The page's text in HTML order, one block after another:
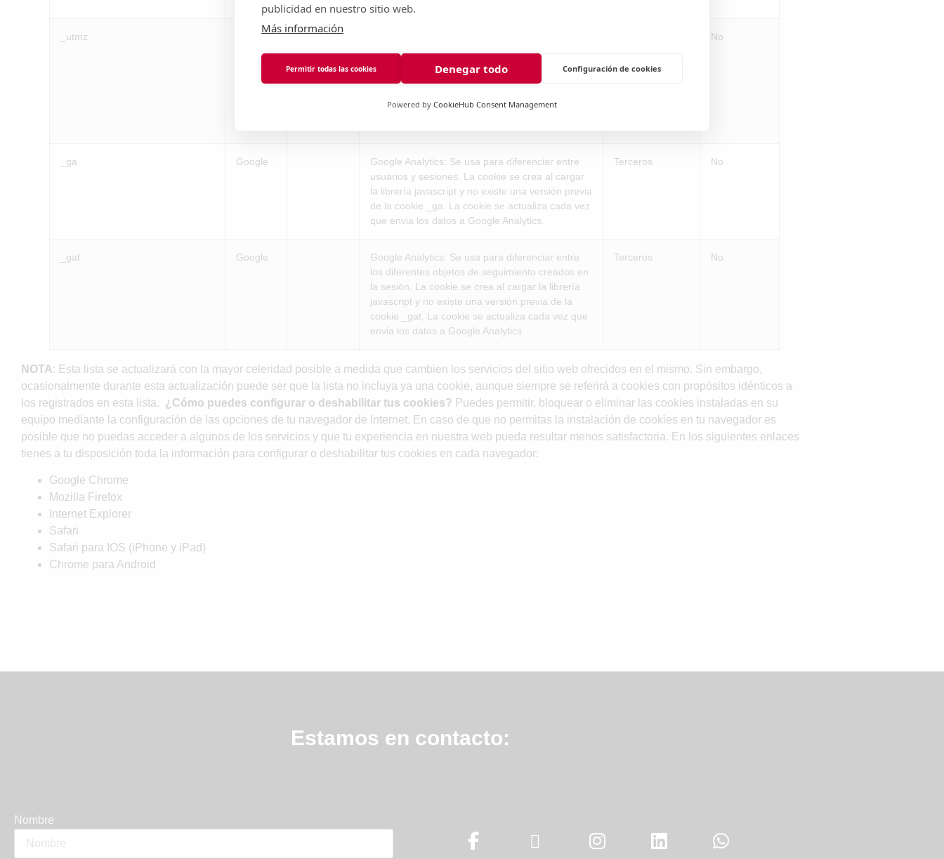
_utmz Google
navegación de los usuarios por el sitio con el fin
de conocer el origen de las visitas y otros datos
similares a nivel estadístico. No obtiene datos de
dirección postal concreta desde donde se
No
_ga Google
Google Analytics: Se usa para diferenciar entre
usuarios y sesiones. La cookie se crea al cargar
la librería javascript y no existe una versión previa
de la cookie _ga. La cookie se actualiza cada vez
que envia los datos a Google Analytics.
Terceros No
_gat Google
Google Analytics: Se usa para diferenciar entre
los diferentes objetos de seguimiento creados en
la sesión. La cookie se crea al cargar la librería
javascript y no existe una versión previa de la
cookie _gat. La cookie se actualiza cada vez que
envia los datos a Google Analytics
Terceros No
NOTA: Esta lista se actualizará con la mayor celeridad posible a medida que cambien los servicios del sitio web ofrecidos en el mismo. Sin embargo,
ocasionalmente durante esta actualización puede ser que la lista no incluya ya una cookie, aunque siempre se referirá a cookies con propósitos idénticos a
los registrados en esta lista. ¿Cómo puedes configurar o deshabilitar tus cookies? Puedes permitir, bloquear o eliminar las cookies instaladas en su
equipo mediante la configuración de las opciones de tu navegador de Internet. En caso de que no permitas la instalación de cookies en tu navegador es
posible que no puedas acceder a algunos de los servicios y que tu experiencia en nuestra web pueda resultar menos satisfactoria. En los siguientes enlaces
tienes a tu disposición toda la información para configurar o deshabilitar tus cookies en cada navegador:
Google Chrome
Mozilla Firefox
Internet Explorer
Safari
Safari para IOS (iPhone y iPad)
Chrome para Android
Estamos en contacto:
Nombre
publicidad en nuestro sitio web.
Más información
Permitir todas las cookies Denegar todo Configuración de cookies
Powered by CookieHub Consent Management